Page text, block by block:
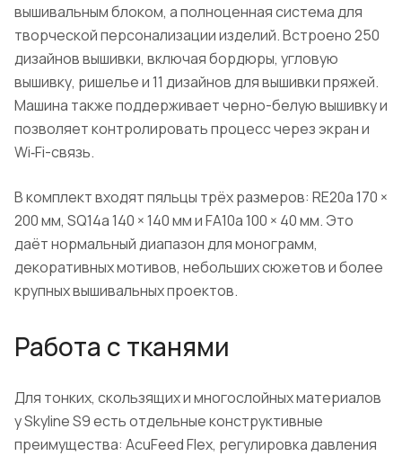
вышивальным блоком, а полноценная система для
творческой персонализации изделий. Встроено 250
дизайнов вышивки, включая бордюры, угловую
вышивку, ришелье и 11 дизайнов для вышивки пряжей.
Машина также поддерживает черно-белую вышивку и
позволяет контролировать процесс через экран и
Wi‑Fi-связь.
В комплект входят пяльцы трёх размеров: RE20a 170 ×
200 мм, SQ14a 140 × 140 мм и FA10a 100 × 40 мм. Это
даёт нормальный диапазон для монограмм,
декоративных мотивов, небольших сюжетов и более
крупных вышивальных проектов.
Работа с тканями
Для тонких, скользящих и многослойных материалов
у Skyline S9 есть отдельные конструктивные
преимущества: AcuFeed Flex, регулировка давления